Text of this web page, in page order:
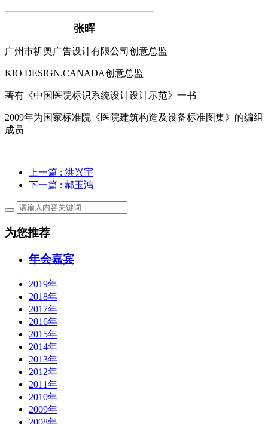
张晖
广州市祈奥广告设计有限公司创意总监
KIO DESIGN.CANADA创意总监
著有《中国医院标识系统设计设计示范》一书
2009年为国家标准院《医院建筑构造及设备标准图集》的编组
成员
上一篇 : 洪兴宇
下一篇 : 郝玉鸿
为您推荐
年会嘉宾
2019年
2018年
2017年
2016年
2015年
2014年
2013年
2012年
2011年
2010年
2009年